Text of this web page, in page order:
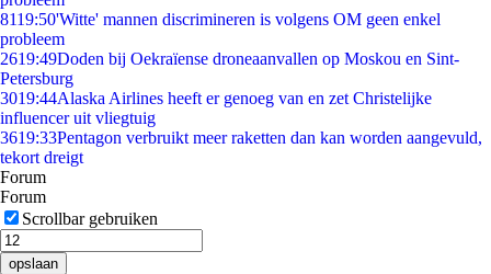
8119:50'Witte' mannen discrimineren is volgens OM geen enkel
probleem
2619:49Doden bij Oekraïense droneaanvallen op Moskou en Sint-
Petersburg
3019:44Alaska Airlines heeft er genoeg van en zet Christelijke
influencer uit vliegtuig
3619:33Pentagon verbruikt meer raketten dan kan worden aangevuld,
tekort dreigt
Forum
Forum
Scrollbar gebruiken
opslaan